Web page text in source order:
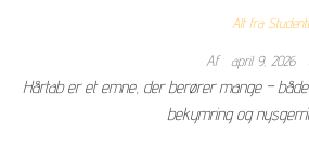
Alt fra
Af april 9, 2026
Hårtab er et emne, der berører mange –
bekymring og